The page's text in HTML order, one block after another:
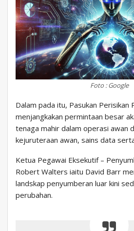
Foto : Google
Dalam pada itu, Pasukan Perisikan
menjangkakan permintaan besar
tenaga mahir dalam operasi awan
kejuruteraan awan, sains data
Ketua Pegawai Eksekutif –
Robert Walters iaitu David Barr
landskap penyumberan luar kini
perubahan.